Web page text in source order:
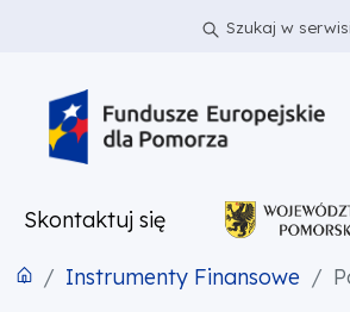
PRZEJDŹ DO TREŚCI Szukaj w
Skontaktuj się
Instrumenty Finansowe